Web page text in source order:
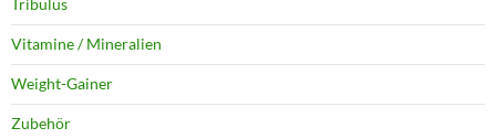
Tribulus
Vitamine / Mineralien
Weight-Gainer
Zubehör